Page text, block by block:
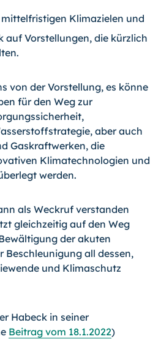
Klimazielen und
auf Vorstellungen, die kürzlich
von der Vorstellung, es könne
für den Weg zur
aber auch
Gaskraftwerken, die
Klimatechnologien und
werden.
als Weckruf verstanden
gleichzeitig auf den Weg
der akuten
Beschleunigung all dessen,
und Klimaschutz
Habeck in seiner
Beitrag vom 18.1.2022)